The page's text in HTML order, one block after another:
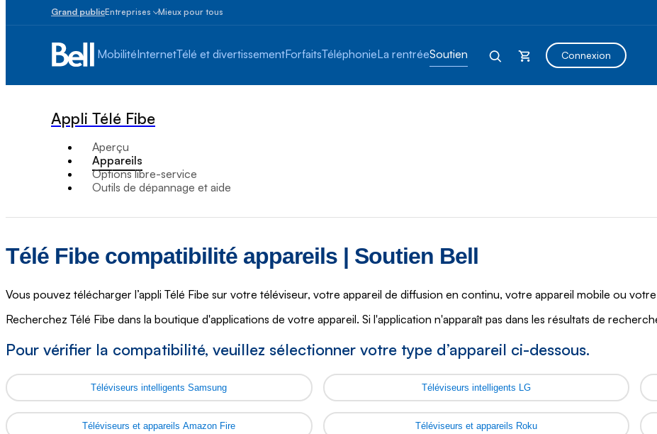
Grand publicEntreprises
entreprises
100
Moyennes
grandes
Plus
de
100
Mieux pour tous
MobilitéInternetTélé et divertissementForfaitsTéléphonieLa rentréeSoutien Connexion
Appli Télé Fibe
Aperçu
Appareils
Options libre-service
Outils de dépannage et aide
Télé Fibe compatibilité appareils | Soutien Bell
Vous pouvez télécharger l’appli Télé Fibe sur votre téléviseur, votre appareil de diffusion en continu, votre appareil mobile ou
Recherchez Télé Fibe dans la boutique d'applications de votre appareil. Si l'application n'apparaît pas dans les résultats de
Pour vérifier la compatibilité, veuillez sélectionner votre type d’appareil ci-dessous.
Téléviseurs intelligents Samsung Téléviseurs intelligents LG
Téléviseurs et appareils Amazon Fire Téléviseurs et appareils Roku